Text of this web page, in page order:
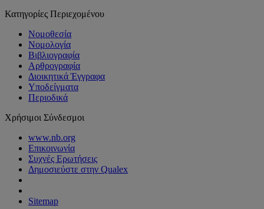
Κατηγορίες Περιεχομένου
Νομοθεσία
Νομολογία
Βιβλιογραφία
Αρθρογραφία
Διοικητικά Έγγραφα
Υποδείγματα
Περιοδικά
Χρήσιμοι Σύνδεσμοι
www.nb.org
Επικοινωνία
Συχνές Ερωτήσεις
Δημοσιεύστε στην Qualex
Sitemap